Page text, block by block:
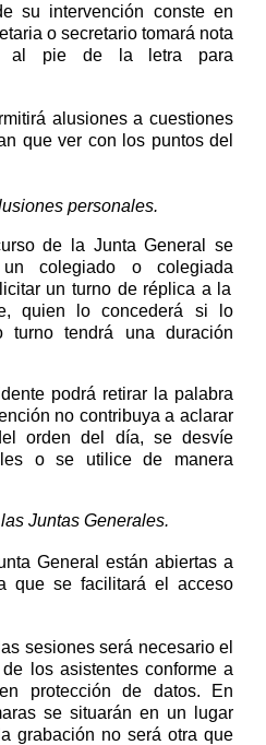
su intervención conste en
o secretario tomará nota
al pie de la letra para
alusiones a cuestiones
que ver con los puntos del
personales.
de la Junta General se
colegiado o colegiada
un turno de réplica a la
, quien lo concederá si lo
turno tendrá una duración
podrá retirar la palabra
no contribuya a aclarar
orden del día, se desvíe
o se utilice de manera
Juntas Generales.
Generalestán abiertas a
que se facilitará el acceso
sesiones será necesarioel
de losasistentesconforme a
protección de datos.
En
s se situarán en un lugar
grabación no será otra que